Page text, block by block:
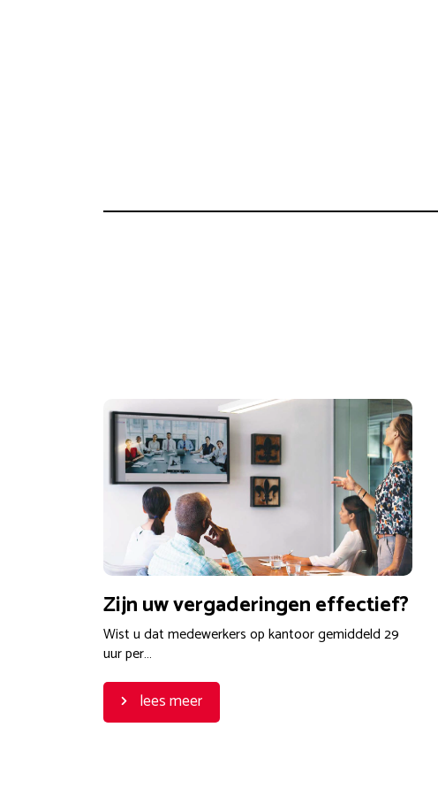
Zijn uw vergaderingen effectief?
Wist u dat medewerkers op kantoor gemiddeld 29
uur per…
lees meer